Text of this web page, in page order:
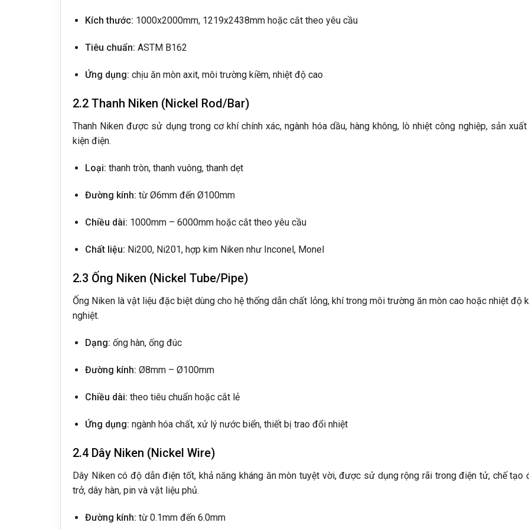
Kích thước: 1000x2000mm, 1219x2438mm hoặc cắt theo yêu cầu
Tiêu chuẩn: ASTM B162
Ứng dụng: chịu ăn mòn axit, môi trường kiềm, nhiệt độ cao
2.2 Thanh Niken (Nickel Rod/Bar)
Thanh Niken được sử dụng trong cơ khí chính xác, ngành hóa dầu, hàng không, lò nhiệt công nghiệp, sản xuất
kiện điện.
Loại: thanh tròn, thanh vuông, thanh dẹt
Đường kính: từ Ø6mm đến Ø100mm
Chiều dài: 1000mm – 6000mm hoặc cắt theo yêu cầu
Chất liệu: Ni200, Ni201, hợp kim Niken như Inconel, Monel
2.3 Ống Niken (Nickel Tube/Pipe)
Ống Niken là vật liệu đặc biệt dùng cho hệ thống dẫn chất lỏng, khí trong môi trường ăn mòn cao hoặc nhiệt độ
nghiệt.
Dạng: ống hàn, ống đúc
Đường kính: Ø8mm – Ø100mm
Chiều dài: theo tiêu chuẩn hoặc cắt lẻ
Ứng dụng: ngành hóa chất, xử lý nước biển, thiết bị trao đổi nhiệt
2.4 Dây Niken (Nickel Wire)
Dây Niken có độ dẫn điện tốt, khả năng kháng ăn mòn tuyệt vời, được sử dụng rộng rãi trong điện tử, chế tạo
trở, dây hàn, pin và vật liệu phủ.
Đường kính: từ 0.1mm đến 6.0mm